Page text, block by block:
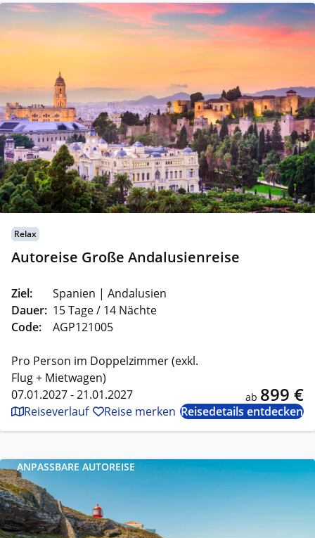
Relax
Autoreise Große Andalusienreise
Ziel:
Spanien | Andalusien
Dauer: 15 Tage / 14 Nächte
Code:
AGP121005
Pro Person im Doppelzimmer (exkl.
Flug + Mietwagen)
07.01.2027 - 21.01.2027
ab 899 €
Reiseverlauf Reise merken Reisedetails entdecken
ANPASSBARE AUTOREISE